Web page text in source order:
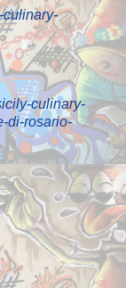
culinary-
culinary-
di-rosario-